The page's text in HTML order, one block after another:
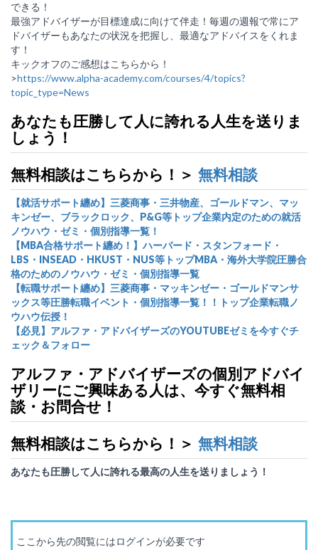
できる！
最強アドバイザーが目標達成に向けて伴走！毎週の週報で常にア
ドバイザーもあなたの状況を把握し、最適なアドバイスをくれま
す！
キックオフのご感想はこちらから！
>https://www.alpha-academy.com/courses/4/topics?
topic_type=News
あなたも圧勝して人に誇れる人生を送りま
しょう！
無料相談はこちらから！＞ 無料相談
【就活サポート纏め】三菱商事・三井物産、ゴールドマン、マッ
キンゼー、ブラックロック、P&G等トップ企業内定のための就活
ノウハウ・ゼミ・個別指導一覧！
【MBA合格サポート纏め！】ハーバード・スタンフォード・
LBS・INSEAD・HKUST・NUS等トップMBA・海外大学院圧勝合
格のためのノウハウ・ゼミ・個別指導一覧
【転職サポート纏め】三菱商事・マッキンゼー・ゴールドマンサ
ックス等圧勝転職イベント・個別指導一覧！！トップ企業転職ノ
ウハウ伝授！
【必見】アルファ・アドバイザーズのYOUTUBEゼミを今すぐチ
ェック＆フォロー
アルファ・アドバイザーズの個別アドバイ
ザリーにご興味ある人は、今すぐ無料相
談・お問合せ！
無料相談はこちらから！＞ 無料相談
あなたも圧勝して人に誇れる最高の人生を送りましょう！
ここから先の閲覧にはログインが必要です